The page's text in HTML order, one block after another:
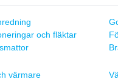
och fläktar
värmare